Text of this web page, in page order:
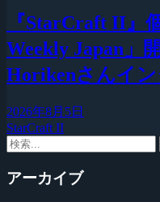
『StarCraft II』
Weekly Japan」
Horikenさんイ
2026年8月5日
StarCraft II
アーカイブ